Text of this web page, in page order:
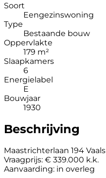
Soort
Eengezinswoning
Type
Bestaande bouw
Oppervlakte
179 m²
Slaapkamers
6
Energielabel
E
Bouwjaar
1930
Beschrijving
Maastrichterlaan 194 Vaals
Vraagprijs: € 339.000 k.k.
Aanvaarding: in overleg